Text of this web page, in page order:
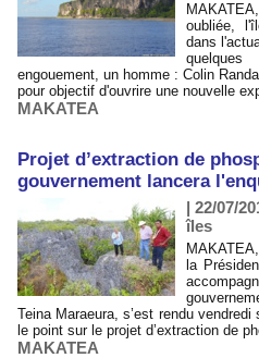
oubliée,
dans
engouement, un homme : Colin
pour objectif d'ouvrire une nouvelle
MAKATEA
Projet d’extraction de
gouvernement lancera
| 22/07/
îles
la
Teina Maraeura, s’est rendu
le point sur le projet d’extraction de
MAKATEA